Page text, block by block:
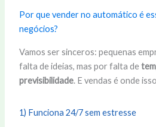
Por que vender no automático é
negócios?
Vamos ser sinceros: pequenas
falta de ideias, mas por falta de
previsibilidade. E vendas é onde
1) Funciona 24/7 sem estresse